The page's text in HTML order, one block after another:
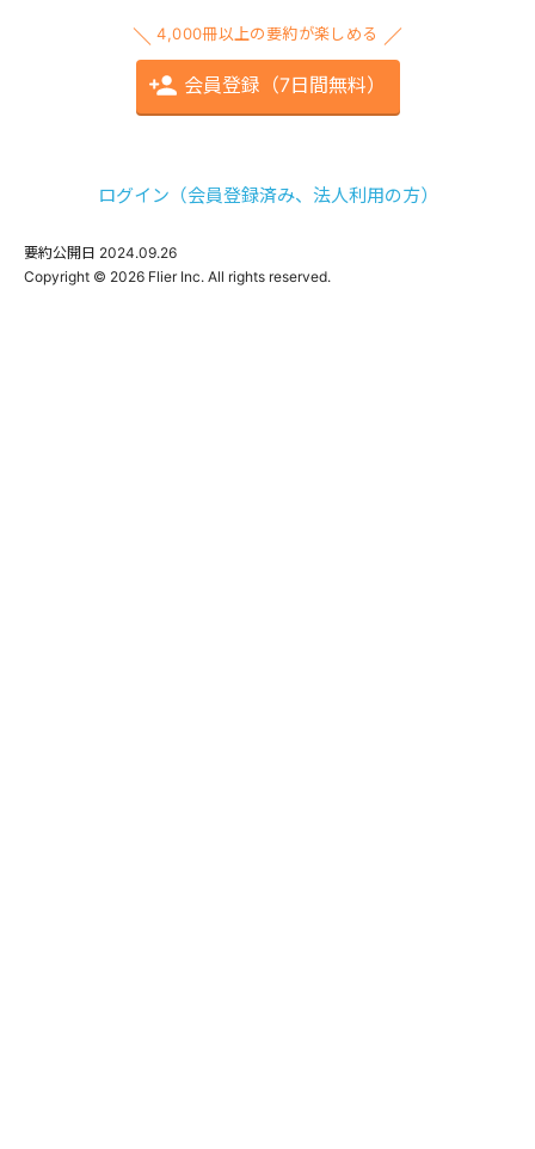
4,000冊以上の要約が楽しめる
会員登録（7日間無料）
ログイン（会員登録済み、法人利用の方）
要約公開日 2024.09.26